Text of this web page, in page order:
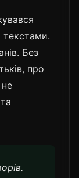
Без
про